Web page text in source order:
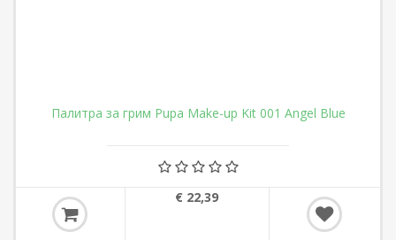
Палитра за грим Pupa Make-up Kit 001 Angel Blue
€ 22,39